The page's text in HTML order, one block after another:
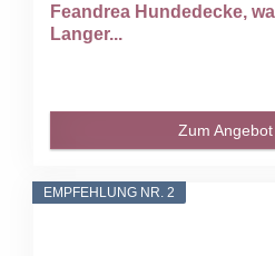
Feandrea Hundedecke,
Langer...
Zum Angebot
EMPFEHLUNG NR. 2